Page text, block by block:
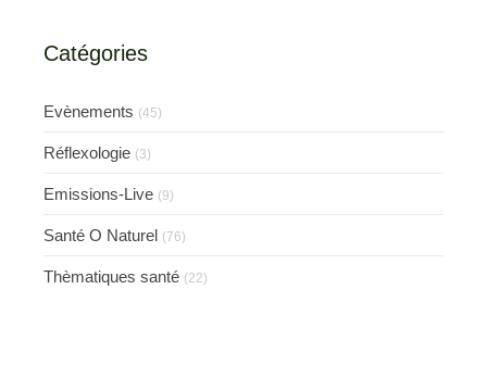
Catégories
Evènements (45)
Réflexologie (3)
Emissions-Live (9)
Santé O Naturel (76)
Thèmatiques santé (22)